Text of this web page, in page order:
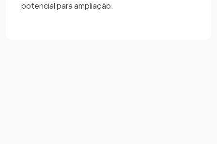
potencial para ampliação.